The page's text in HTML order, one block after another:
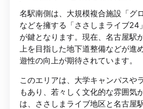
名駅南側は、大規模複合施設「グ
などを擁する「ささしまライブ24
が鍵となります。現在、名古屋駅
上を目指した地下道整備などが進
遊性の向上が期待されています。
このエリアは、大学キャンパスや
もあり、若々しく文化的な雰囲気
は、ささしまライブ地区と名古屋